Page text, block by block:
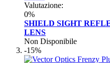
Valutazione:
0%
SHIELD SIGHT
LENS
Non Disponibile
-15%